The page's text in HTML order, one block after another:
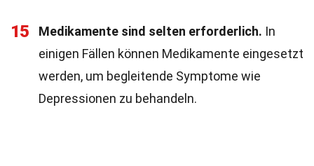
15 Medikamente sind selten erforderlich. In
einigen Fällen können Medikamente eingesetzt
werden, um begleitende Symptome wie
Depressionen zu behandeln.